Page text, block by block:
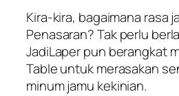
Kira-kira, bagaimana rasa
Penasaran? Tak perlu
JadiLaper pun berangkat
Table untuk merasakan
minum jamu kekinian.